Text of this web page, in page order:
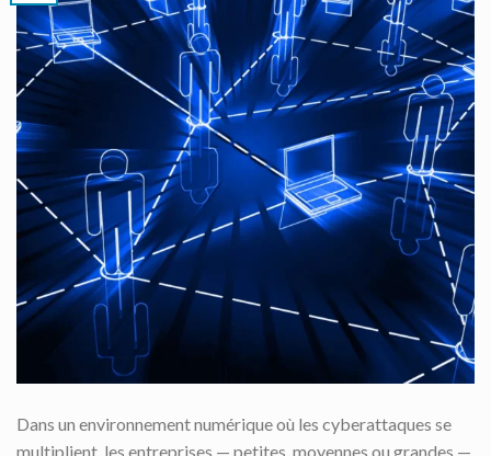
Dans un environnement numérique où les cyberattaques se
multiplient, les entreprises — petites, moyennes ou grandes —